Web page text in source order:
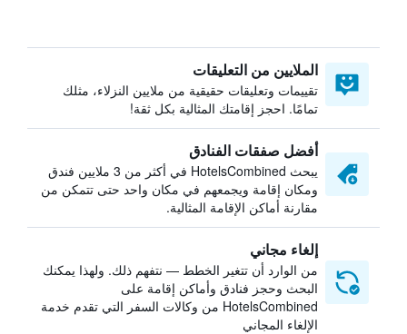
الملايين من التعليقات
تقييمات وتعليقات حقيقية من ملايين النزلاء، مثلك
تمامًا. احجز إقامتك المثالية بكل ثقة!
أفضل صفقات الفنادق
يبحث HotelsCombined في أكثر من 3 ملايين فندق
ومكان إقامة ويجمعهم في مكان واحد حتى تتمكن من
مقارنة أماكن الإقامة المثالية.
إلغاء مجاني
من الوارد أن تتغير الخطط — نتفهم ذلك. ولهذا يمكنك
البحث وحجز فنادق وأماكن إقامة على
HotelsCombined من وكالات السفر التي تقدم خدمة
الإلغاء المجاني